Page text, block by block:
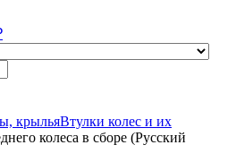
крыльяВтулки колес и их
колеса в сборе (Русский